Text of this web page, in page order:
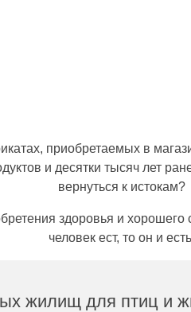
приобретаемых в
и десятки тысяч лет
вернуться к истокам?
здоровья и
человек ест, то он и
жилищ для птиц и